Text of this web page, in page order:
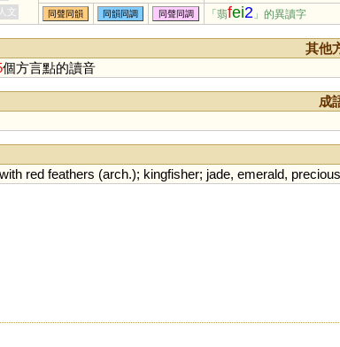
人文 同聲同韻 同韻同調 同聲同調 「翡fei2 」的異讀字
其他
個方言點的讀音
成
with red feathers (arch.); kingfisher; jade, emerald, precious